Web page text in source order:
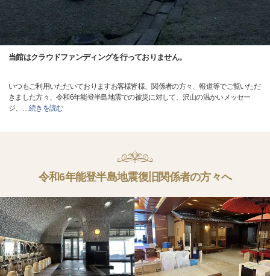
当館はクラウドファンディングを行っておりません。
いつもご利用いただいておりますお客様皆様、関係者の方々、報道等でご覧いただ
きました方々、令和6年能登半島地震での被災に対して、沢山の温かいメッセー
ジ、 …続きを読む
令和6年能登半島地震復旧関係者の方々へ